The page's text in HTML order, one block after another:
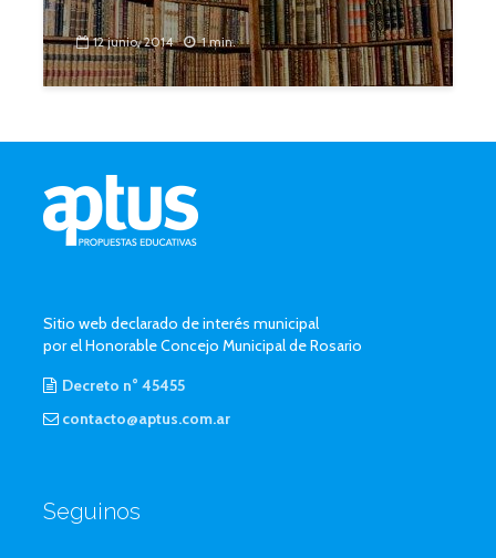
12 junio, 2014 1 min.
Sitio web declarado de interés municipal
por el Honorable Concejo Municipal de Rosario
Decreto n° 45455
contacto@aptus.com.ar
Seguinos